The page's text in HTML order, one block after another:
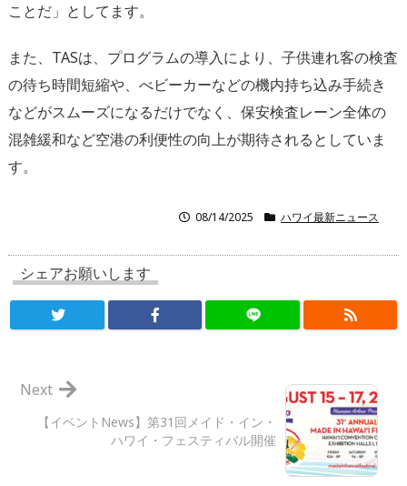
ことだ」としてます。
また、TASは、プログラムの導入により、子供連れ客の検査
の待ち時間短縮や、べビーカーなどの機内持ち込み手続き
などがスムーズになるだけでなく、保安検査レーン全体の
混雑緩和など空港の利便性の向上が期待されるとしていま
す。
08/14/2025 ハワイ最新ニュース
シェアお願いします
【イベントNews】第31回メイド・イン・
ハワイ・フェスティバル開催
Next